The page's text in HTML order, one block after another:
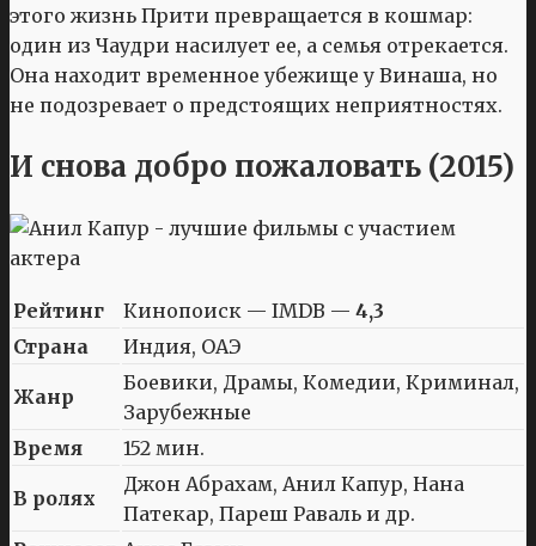
этого жизнь Прити превращается в кошмар:
один из Чаудри насилует ее, а семья отрекается.
Она находит временное убежище у Винаша, но
не подозревает о предстоящих неприятностях.
И снова добро пожаловать (2015)
Рейтинг Кинопоиск — IMDB — 4,3
Страна
Индия, ОАЭ
Жанр
Боевики, Драмы, Комедии, Криминал,
Зарубежные
Время
152 мин.
В ролях
Джон Абрахам, Анил Капур, Нана
Патекар, Пареш Раваль и др.